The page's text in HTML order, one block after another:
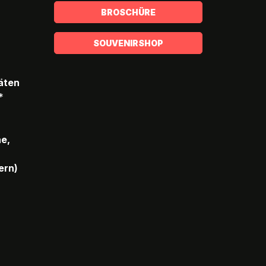
BROSCHÜRE
SOUVENIRSHOP